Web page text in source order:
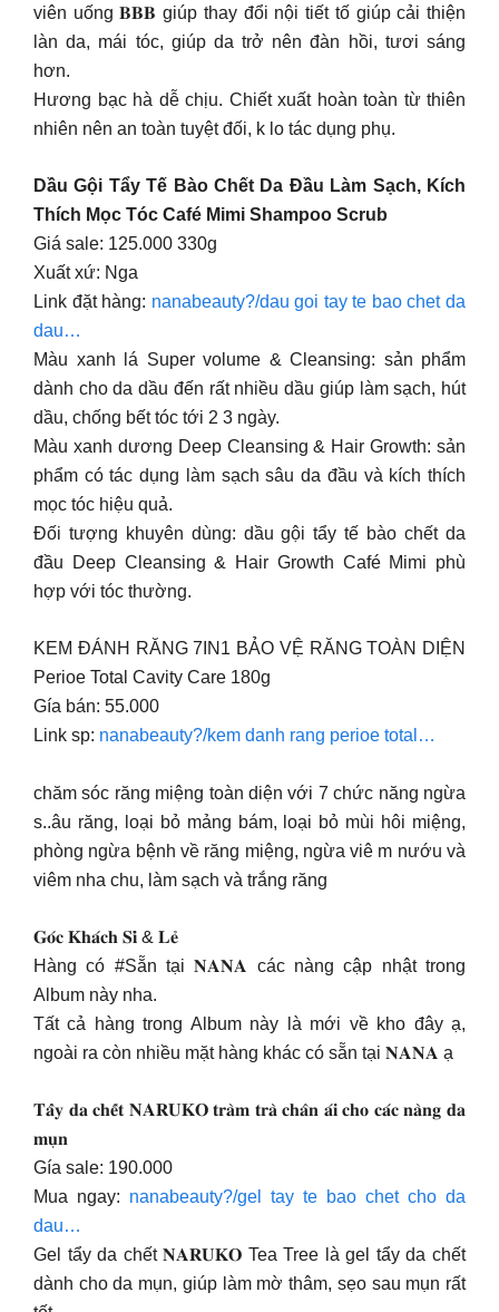
viên uống 𝐁𝐁𝐁 giúp thay đổi nội tiết tố giúp cải thiện
làn da, mái tóc, giúp da trở nên đàn hồi, tươi sáng
hơn.
Hương bạc hà dễ chịu. Chiết xuất hoàn toàn từ thiên
nhiên nên an toàn tuyệt đối, k lo tác dụng phụ.
Dầu Gội Tẩy Tế Bào Chết Da Đầu Làm Sạch, Kích
Thích Mọc Tóc Café Mimi Shampoo Scrub
Giá sale: 125.000 330g
Xuất xứ: Nga
Link đặt hàng: nanabeauty?/dau goi tay te bao chet da
dau…
Màu xanh lá Super volume & Cleansing: sản phẩm
dành cho da dầu đến rất nhiều dầu giúp làm sạch, hút
dầu, chống bết tóc tới 2 3 ngày.
Màu xanh dương Deep Cleansing & Hair Growth: sản
phẩm có tác dụng làm sạch sâu da đầu và kích thích
mọc tóc hiệu quả.
Đối tượng khuyên dùng: dầu gội tẩy tế bào chết da
đầu Deep Cleansing & Hair Growth Café Mimi phù
hợp với tóc thường.
KEM ĐÁNH RĂNG 7IN1 BẢO VỆ RĂNG TOÀN DIỆN
Perioe Total Cavity Care 180g
Gía bán: 55.000
Link sp: nanabeauty?/kem danh rang perioe total…
chăm sóc răng miệng toàn diện với 7 chức năng ngừa
s..âu răng, loại bỏ mảng bám, loại bỏ mùi hôi miệng,
phòng ngừa bệnh về răng miệng, ngừa viê m nướu và
viêm nha chu, làm sạch và trắng răng
𝐆𝐨́𝐜 𝐊𝐡𝐚́𝐜𝐡 𝐒𝐢̉ & 𝐋𝐞̉
Hàng có #Sẵn tại 𝐍𝐀𝐍𝐀 các nàng cập nhật trong
Album này nha.
Tất cả hàng trong Album này là mới về kho đây ạ,
ngoài ra còn nhiều mặt hàng khác có sẵn tại 𝐍𝐀𝐍𝐀 ạ
𝐓𝐚̂̉𝐲 𝐝𝐚 𝐜𝐡𝐞̂́𝐭 𝐍𝐀𝐑𝐔𝐊𝐎 𝐭𝐫𝐚̀𝐦 𝐭𝐫𝐚̀ 𝐜𝐡𝐚̂𝐧 𝐚́𝐢 𝐜𝐡𝐨 𝐜𝐚́𝐜 𝐧𝐚̀𝐧𝐠 𝐝𝐚
𝐦𝐮̣𝐧
Gía sale: 190.000
Mua ngay: nanabeauty?/gel tay te bao chet cho da
dau…
Gel tẩy da chết 𝐍𝐀𝐑𝐔𝐊𝐎 Tea Tree là gel tẩy da chết
dành cho da mụn, giúp làm mờ thâm, sẹo sau mụn rất